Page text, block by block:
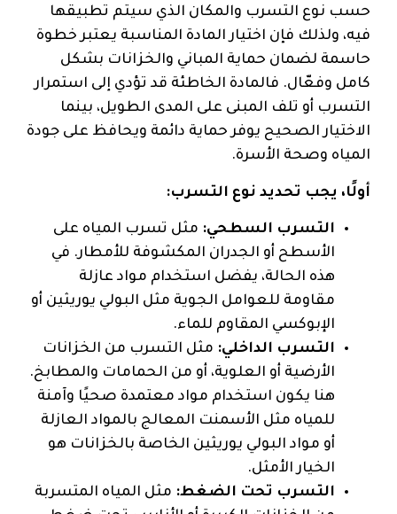
حسب نوع التسرب والمكان الذي سيتم تطبيقها
فيه، ولذلك فإن اختيار المادة المناسبة يعتبر خطوة
حاسمة لضمان حماية المباني والخزانات بشكل
كامل وفعّال. فالمادة الخاطئة قد تؤدي إلى استمرار
التسرب أو تلف المبنى على المدى الطويل، بينما
الاختيار الصحيح يوفر حماية دائمة ويحافظ على جودة
المياه وصحة الأسرة.
أولًا، يجب تحديد نوع التسرب:
التسرب السطحي: مثل تسرب المياه على
الأسطح أو الجدران المكشوفة للأمطار. في
هذه الحالة، يفضل استخدام مواد عازلة
مقاومة للعوامل الجوية مثل البولي يوريثين أو
الإبوكسي المقاوم للماء.
التسرب الداخلي: مثل التسرب من الخزانات
الأرضية أو العلوية، أو من الحمامات والمطابخ.
هنا يكون استخدام مواد معتمدة صحيًا وآمنة
للمياه مثل الأسمنت المعالج بالمواد العازلة
أو مواد البولي يوريثين الخاصة بالخزانات هو
الخيار الأمثل.
التسرب تحت الضغط: مثل المياه المتسربة